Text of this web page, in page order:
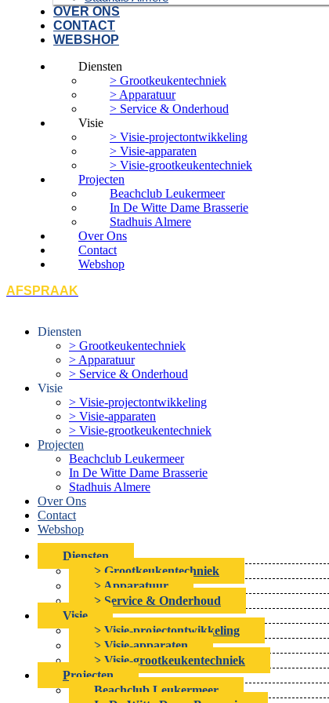
OVER ONS
CONTACT
WEBSHOP
Diensten
> Grootkeukentechniek
> Apparatuur
> Service & Onderhoud
Visie
> Visie-projectontwikkeling
> Visie-apparaten
> Visie-grootkeukentechniek
Projecten
Beachclub Leukermeer
In De Witte Dame Brasserie
Stadhuis Almere
Over Ons
Contact
Webshop
AFSPRAAK
Diensten
> Grootkeukentechniek
> Apparatuur
> Service & Onderhoud
Visie
> Visie-projectontwikkeling
> Visie-apparaten
> Visie-grootkeukentechniek
Projecten
Beachclub Leukermeer
In De Witte Dame Brasserie
Stadhuis Almere
Over Ons
Contact
Webshop
Diensten
> Grootkeukentechniek
> Apparatuur
> Service & Onderhoud
Visie
> Visie-projectontwikkeling
> Visie-apparaten
> Visie-grootkeukentechniek
Projecten
Beachclub Leukermeer